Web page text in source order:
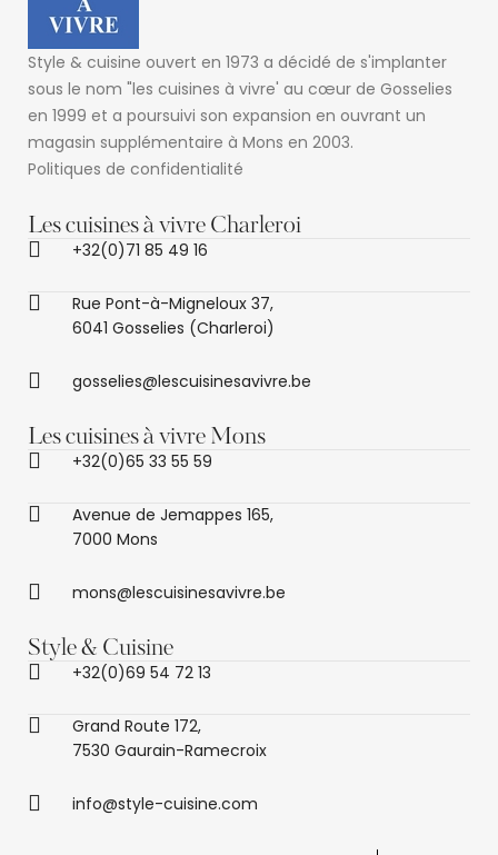
Style & cuisine ouvert en 1973 a décidé de s'implanter
sous le nom "les cuisines à vivre' au cœur de Gosselies
en 1999 et a poursuivi son expansion en ouvrant un
magasin supplémentaire à Mons en 2003.
Politiques de confidentialité
Style & Cuisine
+32(0)69 54 72 13
Grand Route 172,
7530 Gaurain-Ramecroix
info@style-cuisine.com
Les cuisines à vivre Charleroi
+32(0)71 85 49 16
Rue Pont-à-Migneloux 37,
6041 Gosselies (Charleroi)
gosselies@lescuisinesavivre.be
Les cuisines à vivre Mons
+32(0)65 33 55 59
Avenue de Jemappes 165,
7000 Mons
mons@lescuisinesavivre.be